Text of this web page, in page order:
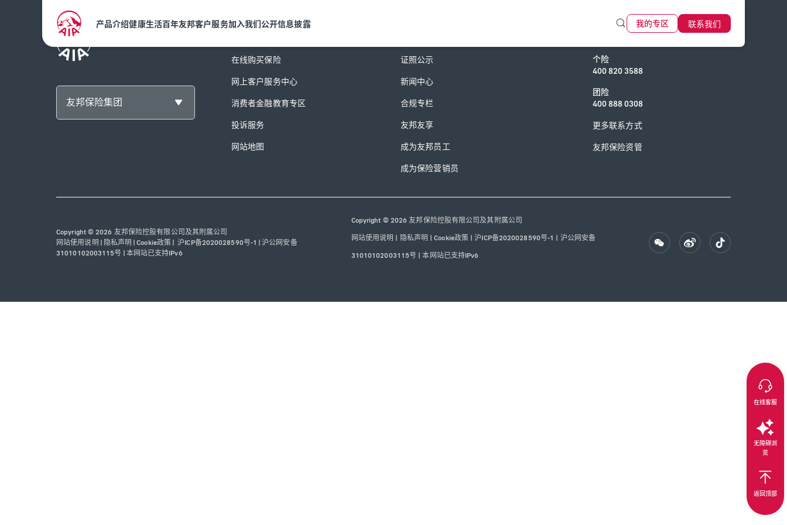
产品介绍健康生活百年友邦客户服务加入我们公开信息披露 我的专区 联系我们
友邦保险集团
客户服务
在线购买保险
网上客户服务中心
消费者金融教育专区
投诉服务
网站地图
证照公示
新闻中心
合规专栏
友邦友享
成为友邦员工
成为保险营销员
联系我们
个险
400 820 3588
团险
400 888 0308
更多联系方式
友邦保险资管
Copyright © 2026 友邦保险控股有限公司及其附属公司
网站使用说明
隐私声明 Cookie政策 沪ICP备2020028590号-1
沪公网安备
31010102003115号
本网站已支持IPv6
Copyright © 2026 友邦保险控股有限公司及其附属公司
网站使用说明 隐私声明 |Cookie政策 |沪ICP备2020028590号-1 沪公网安备
31010102003115号 |本网站已支持IPv6
在线客服
无障碍浏
览
返回顶部